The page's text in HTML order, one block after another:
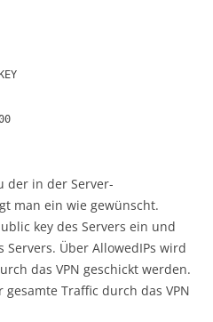
der in der Server-
man ein wie gewünscht.
key des Servers ein und
Servers. Über AllowedIPs wird
das VPN geschickt werden.
Traffic durch das VPN